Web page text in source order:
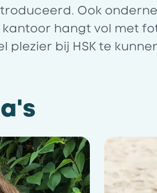
Ook
hangt vol met
plezier bij HSK te